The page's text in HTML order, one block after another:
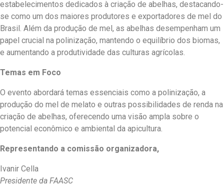
estabelecimentos dedicados à criação de abelhas, destacando-
se como um dos maiores produtores e exportadores de mel do
Brasil. Além da produção de mel, as abelhas desempenham um
papel crucial na polinização, mantendo o equilíbrio dos biomas,
e aumentando a produtividade das culturas agrícolas.
Temas em Foco
O evento abordará temas essenciais como a polinização, a
produção do mel de melato e outras possibilidades de renda na
criação de abelhas, oferecendo uma visão ampla sobre o
potencial econômico e ambiental da apicultura.
Representando a comissão organizadora,
Ivanir Cella
Presidente da FAASC